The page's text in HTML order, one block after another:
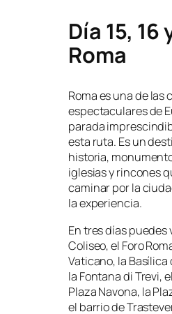
Día 15, 16
Roma
Roma es una de las
espectaculares de
parada
esta ruta. Es un
historia,
iglesias y rincones
caminar por la
la experiencia.
En tres días puedes
Coliseo, el Foro
Vaticano, la Basílica
la Fontana di Trevi,
Plaza Navona, la
el barrio de